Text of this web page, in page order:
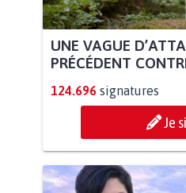
UNE VAGUE
PRÉCÉDENT
124.696 signatures
Je